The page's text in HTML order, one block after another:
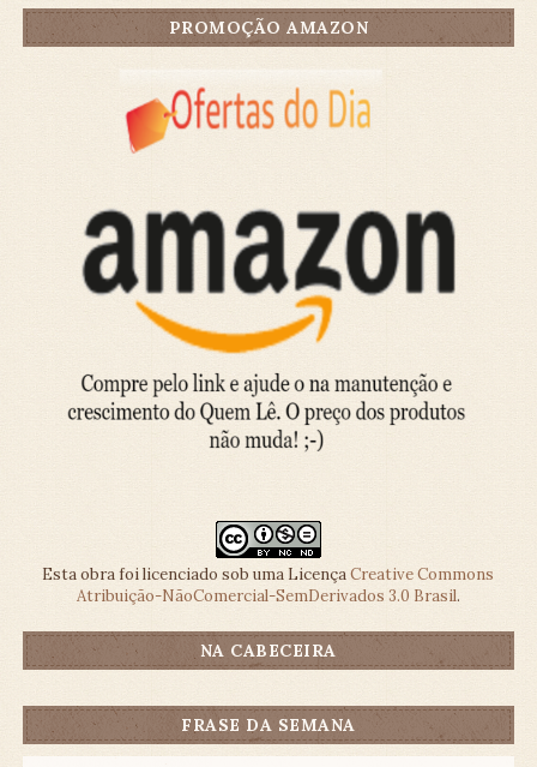
PROMOÇÃO AMAZON
Esta obra foi licenciado sob uma LicençaCreative Commons
Atribuição-NãoComercial-SemDerivados 3.0 Brasil.
NA CABECEIRA
FRASE DA SEMANA